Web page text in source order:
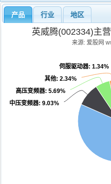
产品 行业 地区
英威腾(002334)主
来源: 爱股网
中压变频器: 9.03%
高压变频器: 5.69%
其他: 2.34%
伺服驱动器: 1.34%